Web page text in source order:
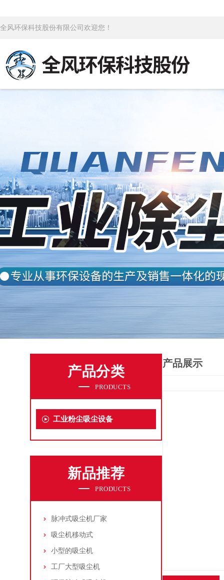
全风环保科技股份有限公司欢迎您！
产品分类
PRODUCTS
工业粉尘吸尘设备
新品推荐
PRODUCTS
脉冲式吸尘机厂家
吸尘机移动式
小型的吸尘机
工厂大型吸尘机
产品展示